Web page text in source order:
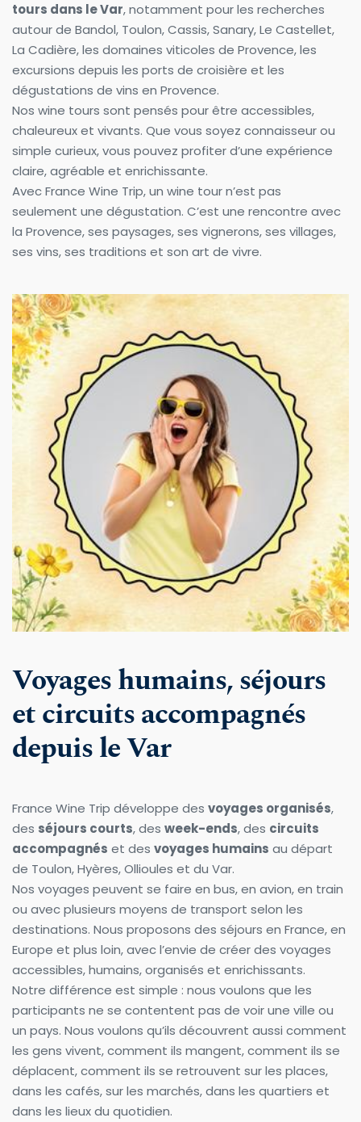
tours dans le Var, notamment pour les recherches
autour de Bandol, Toulon, Cassis, Sanary, Le Castellet,
La Cadière, les domaines viticoles de Provence, les
excursions depuis les ports de croisière et les
dégustations de vins en Provence.
Nos wine tours sont pensés pour être accessibles,
chaleureux et vivants. Que vous soyez connaisseur ou
simple curieux, vous pouvez profiter d’une expérience
claire, agréable et enrichissante.
Avec France Wine Trip, un wine tour n’est pas
seulement une dégustation. C’est une rencontre avec
la Provence, ses paysages, ses vignerons, ses villages,
ses vins, ses traditions et son art de vivre.
Voyages humains, séjours
et circuits accompagnés
depuis le Var
France Wine Trip développe des voyages organisés,
des séjours courts, des week-ends, des circuits
accompagnés et des voyages humains au départ
de Toulon, Hyères, Ollioules et du Var.
Nos voyages peuvent se faire en bus, en avion, en train
ou avec plusieurs moyens de transport selon les
destinations. Nous proposons des séjours en France, en
Europe et plus loin, avec l’envie de créer des voyages
accessibles, humains, organisés et enrichissants.
Notre différence est simple : nous voulons que les
participants ne se contentent pas de voir une ville ou
un pays. Nous voulons qu’ils découvrent aussi comment
les gens vivent, comment ils mangent, comment ils se
déplacent, comment ils se retrouvent sur les places,
dans les cafés, sur les marchés, dans les quartiers et
dans les lieux du quotidien.